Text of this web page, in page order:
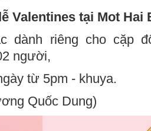
Valentines tại Mot Hai
dành riêng cho cặp
người,
từ 5pm - khuya.
Quốc Dung)